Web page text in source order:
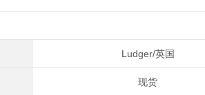
Ludger/英国
现货